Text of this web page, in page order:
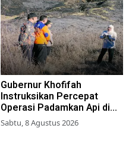
Gubernur Khofifah
Instruksikan Percepat
Operasi Padamkan Api di
Wisata Bromo
Sabtu, 8 Agustus 2026